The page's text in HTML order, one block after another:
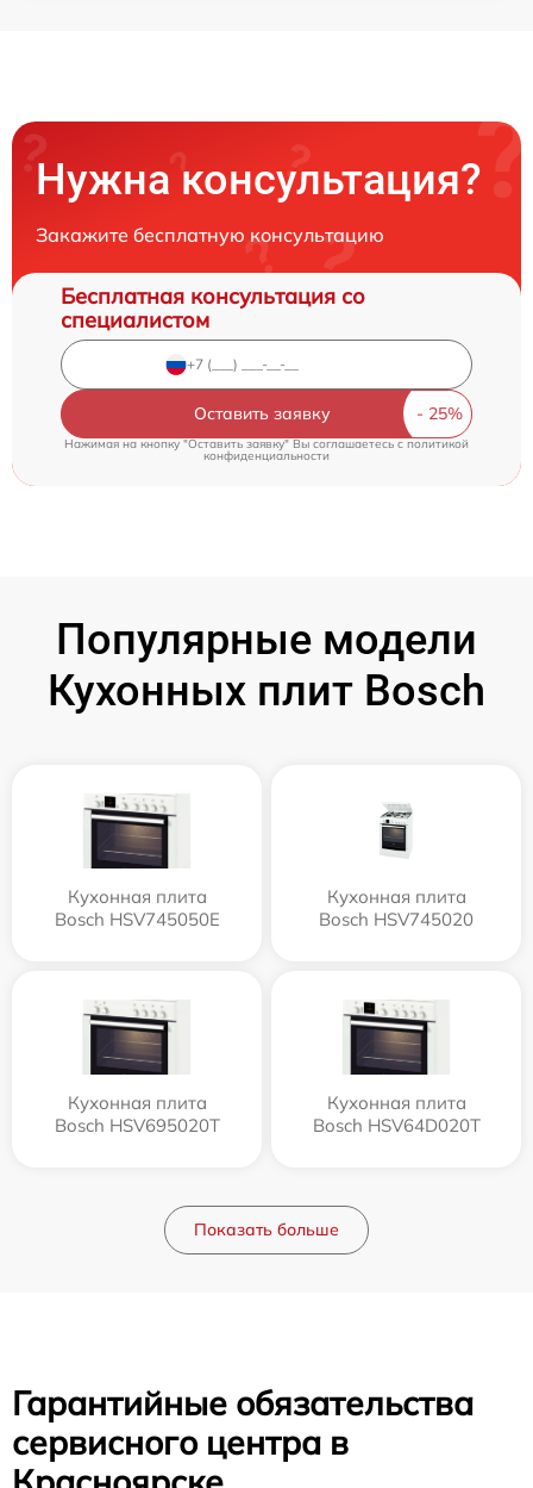
Нужна консультация?
Закажите бесплатную консультацию
Бесплатная консультация со
специалистом
Оставить заявку
Нажимая на кнопку "Оставить заявку" Вы соглашаетесь cполитикой
конфиденциальности
Популярные модели
Кухонных плит Bosch
Кухонная плита
Bosch HSV745050E
Кухонная плита
Bosch HSV745020
Кухонная плита
Bosch HSV695020T
Кухонная плита
Bosch HSV64D020T
Показать больше
Гарантийные обязательства
сервисного центра в